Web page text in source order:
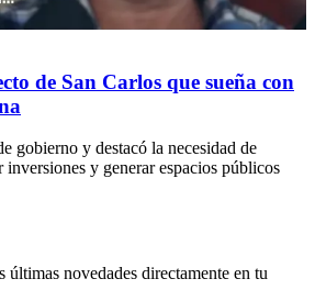
de San Carlos que sueña con
gobierno y destacó la necesidad de
inversiones y generar espacios públicos
últimas novedades directamente en tu